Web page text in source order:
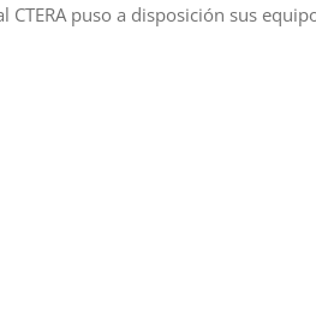
puso a disposición sus